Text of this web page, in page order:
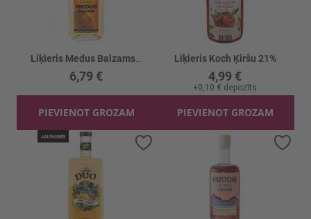
6,79 €
PIEVIENOT GROZAM
Liķieris Koch Ķiršu 21%
4,99 €
+0,10 € depozīts
PIEVIENOT GROZAM